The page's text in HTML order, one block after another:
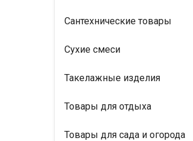
Сантехнические товары
Сухие смеси
Такелажные изделия
Товары для отдыха
Товары для сада и огорода